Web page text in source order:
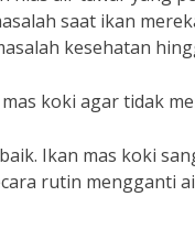
saat ikan
kesehatan
koki agar tidak
Ikan mas koki
rutin mengganti